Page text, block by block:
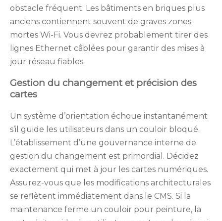
obstacle fréquent. Les bâtiments en briques plus
anciens contiennent souvent de graves zones
mortes Wi-Fi. Vous devrez probablement tirer des
lignes Ethernet câblées pour garantir des mises à
jour réseau fiables.
Gestion du changement et précision des
cartes
Un système d’orientation échoue instantanément
s’il guide les utilisateurs dans un couloir bloqué.
L’établissement d’une gouvernance interne de
gestion du changement est primordial. Décidez
exactement qui met à jour les cartes numériques.
Assurez-vous que les modifications architecturales
se reflètent immédiatement dans le CMS. Si la
maintenance ferme un couloir pour peinture, la